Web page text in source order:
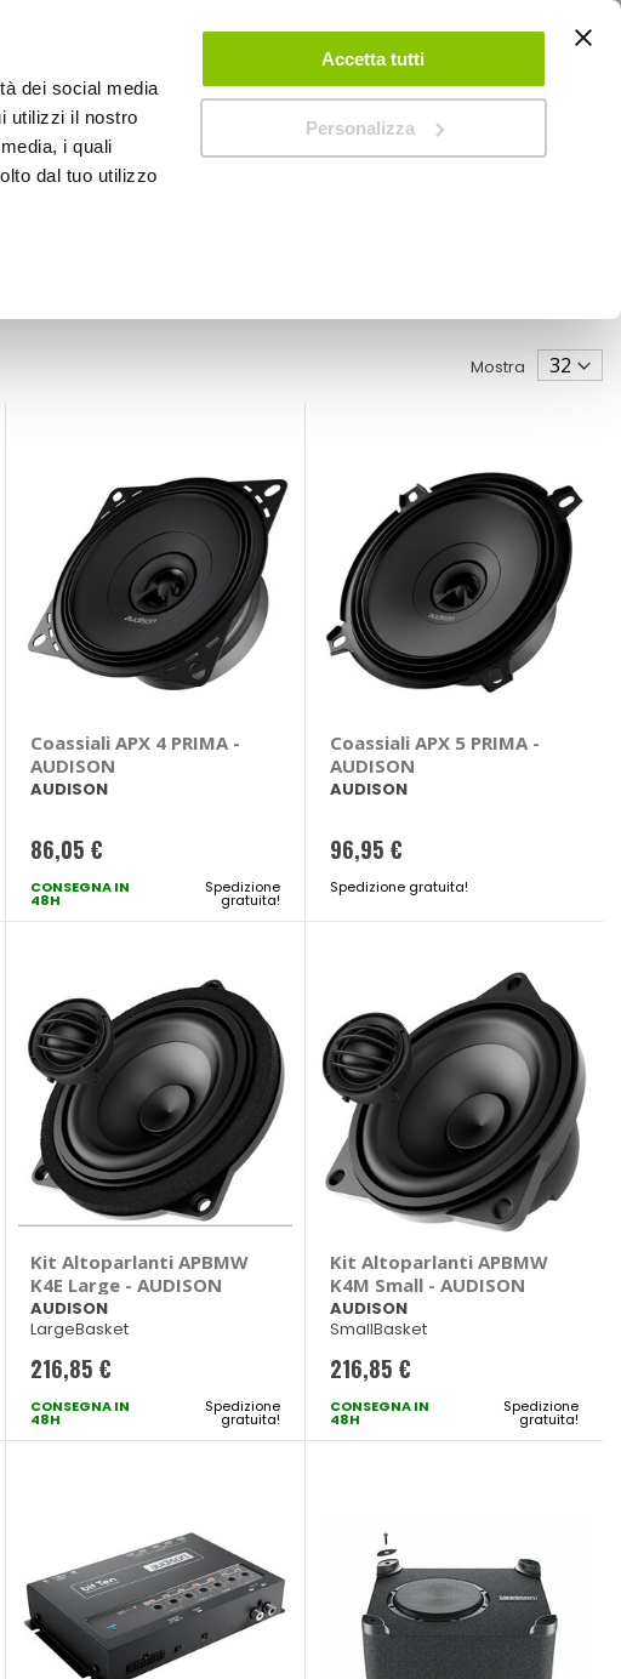
dei social media
utilizzi il nostro
i quali
dal tuo utilizzo
Accetta tutti
Personalizza
ACCEDI CREA UN ACCOUNT CONTATTACI
Mostra
Coassiali APX 4 PRIMA -
AUDISON
AUDISON
86,05 €
CONSEGNA IN
48H
Spedizione
gratuita!
Coassiali APX 5 PRIMA -
AUDISON
AUDISON
96,95 €
Spedizione gratuita!
Kit Altoparlanti APBMW
K4E Large - AUDISON
AUDISON
LargeBasket
216,85 €
CONSEGNA IN
48H
Spedizione
gratuita!
Kit Altoparlanti APBMW
K4M Small - AUDISON
AUDISON
SmallBasket
216,85 €
CONSEGNA IN
48H
Spedizione
gratuita!